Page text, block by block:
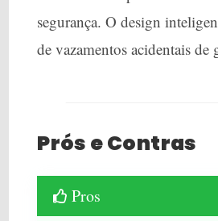
segurança. O design
de vazamentos acidentais de
Prós e Contras
Pros